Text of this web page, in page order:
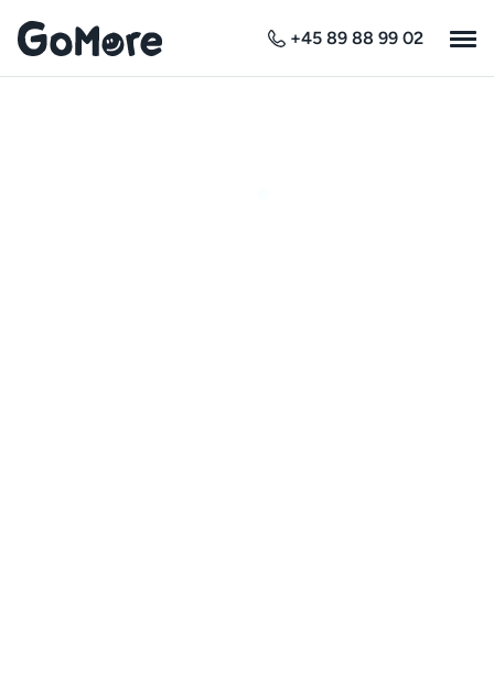
+45 89 88 99 02